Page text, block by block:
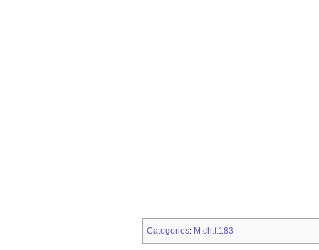
Categories: M.ch.f.183